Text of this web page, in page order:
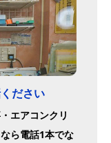
ださい
エアコンクリ
ら電話1本でな